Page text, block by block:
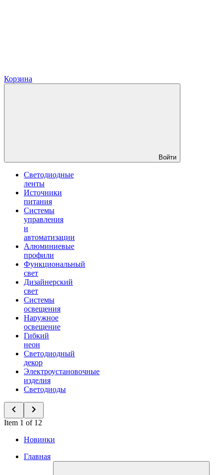
Корзина
Войти
Светодиодные
ленты
Источники
питания
Системы
управления
и
автоматизации
Алюминиевые
профили
Функциональный
свет
Дизайнерский
свет
Системы
освещения
Наружное
освещение
Гибкий
неон
Светодиодный
декор
Электроустановочные
изделия
Светодиоды
Item 1 of 12
Новинки
Главная